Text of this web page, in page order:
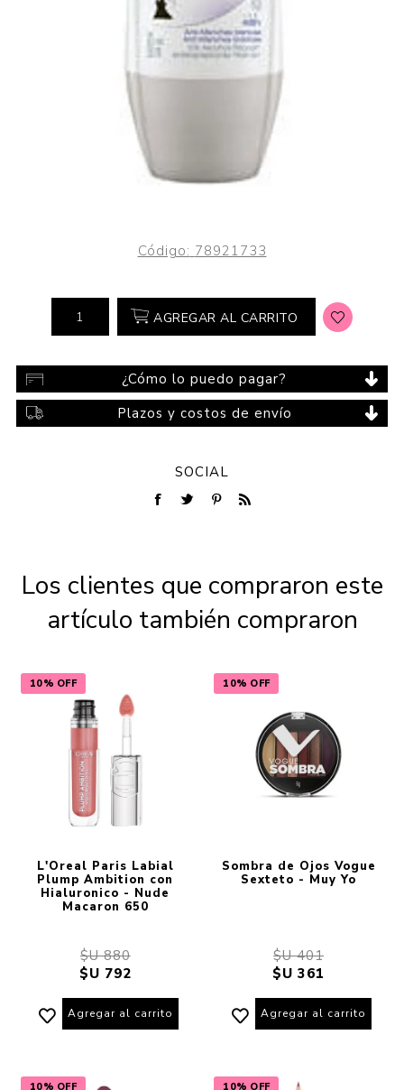
Código: 78921733
AGREGAR AL CARRITO
¿Cómo lo puedo pagar?
Plazos y costos de envío
SOCIAL
Los clientes que compraron este
artículo también compraron
10% OFF
L'Oreal Paris Labial
Plump Ambition con
Hialuronico - Nude
Macaron 650
$U 880
$U 792
Agregar al carrito
10% OFF
Sombra de Ojos Vogue
Sexteto - Muy Yo
$U 401
$U 361
Agregar al carrito
10% OFF 10% OFF